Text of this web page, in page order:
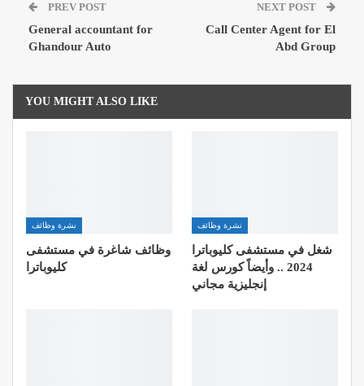
ReddIt
PREV POST
General accountant for
Ghandour Auto
NEXT POST
Call Center Agent for El
Abd Group
YOU MIGHT ALSO LIKE
نشرة وظائف
وظائف شاغرة في مستشفى
كليوباترا
نشرة وظائف
شغل في مستشفى كليوباترا
2024 .. وأيضاً كورس لغة
إنجليزية مجاني